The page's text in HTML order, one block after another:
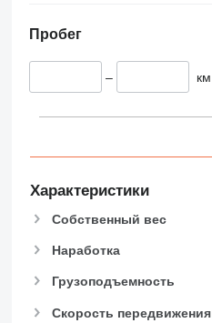
906
910
914
924
928
930
938
953
955
Пробег
– км
Характеристики
Собственный вес
Наработка
Грузоподъемность
Скорость передвижения